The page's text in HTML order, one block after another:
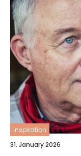
inspiration
31. January 2026